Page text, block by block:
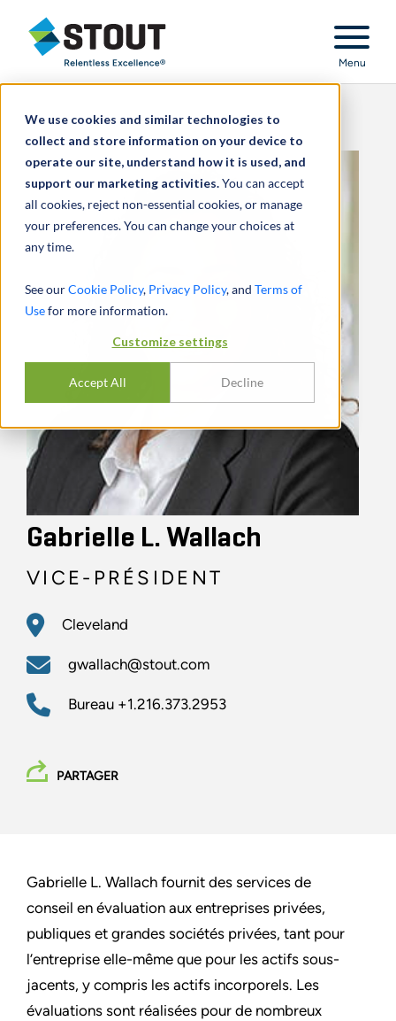
We use cookies and similar technologies to
collect and store information on your device to
operate our site, understand how it is used, and
support our marketing activities.You can accept
all cookies, reject non-essential cookies, or manage
your preferences. You can change your choices at
any time.
See ourCookie Policy, Privacy Policy, and Terms of
Usefor more information.
Customize settings
Accept All Decline
Stout Relentless Excellence
Menu
Gabrielle L. Wallach
VICE-PRÉSIDENT
Cleveland
gwallach@stout.com
Bureau +1.216.373.2953
PARTAGER
Gabrielle L. Wallach fournit des services de
conseil en évaluation aux entreprises privées,
publiques et grandes sociétés privées, tant pour
l’entreprise elle-même que pour les actifs sous-
jacents, y compris les actifs incorporels. Les
évaluations sont réalisées pour de nombreux